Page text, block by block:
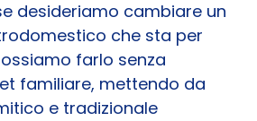
desideriamo cambiare un
che sta per
farlo senza
familiare, mettendo da
e tradizionale